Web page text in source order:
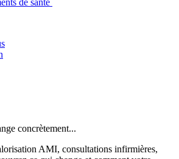
de santé
concrètement...
AMI, consultations infirmières,